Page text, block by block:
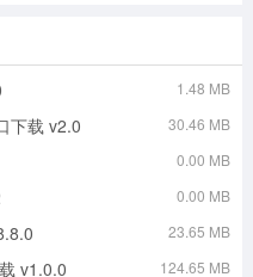
1.48 MB
下载 v2.0 30.46 MB
0.00 MB
0.00 MB
23.65 MB
v1.0.0 124.65 MB